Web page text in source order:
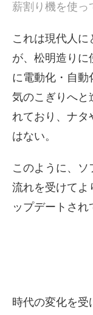
薪割り機を使っ
これは現代人
が、松明造りに
に電動化・自動
気のこぎりへと
れており、ナタ
はない。
このように、
流れを受けてよ
ップデートされ
時代の変化を受